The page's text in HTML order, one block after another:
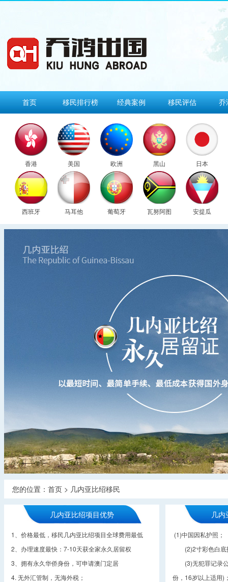
首页 移民排行榜 经典案例 移民评估 乔
香港 美国 欧洲 黑山 日本
西班牙 马耳他 葡萄牙 瓦努阿图 安提瓜
您的位置： 首页 > 几内亚比绍移民
几内亚比绍项目优势
1、价格最低，移民几内亚比绍项目全球费用最低
2、办理速度最快：7-10天获全家永久居留权
3、拥有永久华侨身份，可申请澳门定居
4. 无外汇管制，无海外税；
几
(1)中国因私护照；
(2)2寸彩色白底
(3)无犯罪记录公
份，16岁以上适用)